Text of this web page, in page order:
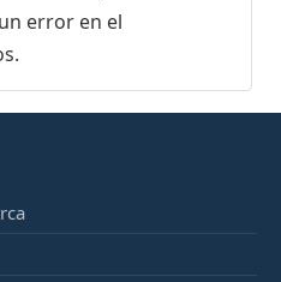
error en el